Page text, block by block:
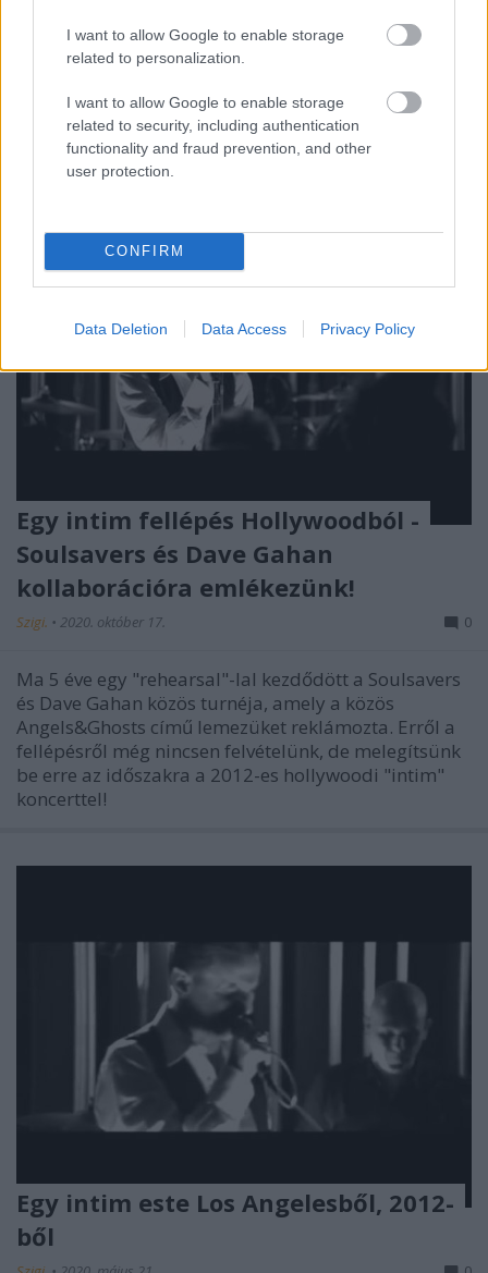
I want to allow Google to enable storage
related to personalization.
I want to allow Google to enable storage
related to security, including authentication
functionality and fraud prevention, and other
user protection.
CONFIRM
Data Deletion Data Access Privacy Policy
10 gazdagon hangszerelt, lassú hangvételű dal Dave
hangjával és 2 rövid instrumentális: ma 9 éve jelent
meg Dave és a Soulsavers első közös munkája, a THE
LIGHT THE DEAD SEE! Mi a véleményetek a
lemezről? Szerintem jobb lett, mint a második...
Egy intim fellépés Hollywoodból -
Soulsavers és Dave Gahan
kollaborációra emlékezünk!
Szigi. • 2020. október 17. 0
Ma 5 éve egy "rehearsal"-lal kezdődött a Soulsavers
és Dave Gahan közös turnéja, amely a közös
Angels&Ghosts című lemezüket reklámozta. Erről a
fellépésről még nincsen felvételünk, de melegítsünk
be erre az időszakra a 2012-es hollywoodi "intim"
koncerttel!
Egy intim este Los Angelesből, 2012-
ből